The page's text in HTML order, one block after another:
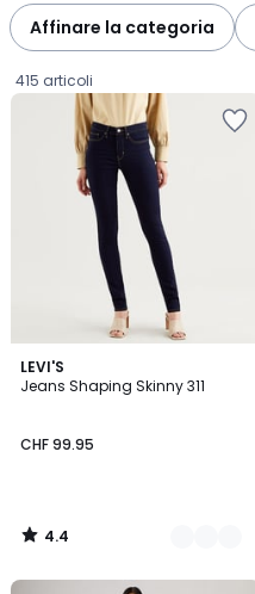
Affinare la categoria
415 articoli
LEVI'S
Jeans Shaping Skinny 311
99.95.
CHF 99.95
4.4
/ 5
4
Colori
4.4
/